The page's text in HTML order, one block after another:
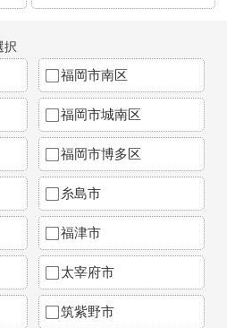
択
福岡市南区
福岡市城南区
福岡市博多区
糸島市
福津市
太宰府市
筑紫野市